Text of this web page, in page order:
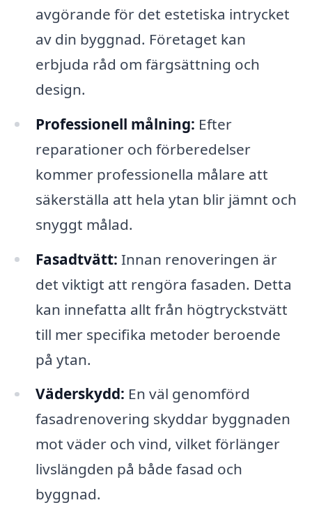
avgörande för det estetiska intrycket
av din byggnad. Företaget kan
erbjuda råd om färgsättning och
design.
Professionell målning: Efter
reparationer och förberedelser
kommer professionella målare att
säkerställa att hela ytan blir jämnt och
snyggt målad.
Fasadtvätt: Innan renoveringen är
det viktigt att rengöra fasaden. Detta
kan innefatta allt från högtryckstvätt
till mer specifika metoder beroende
på ytan.
Väderskydd: En väl genomförd
fasadrenovering skyddar byggnaden
mot väder och vind, vilket förlänger
livslängden på både fasad och
byggnad.